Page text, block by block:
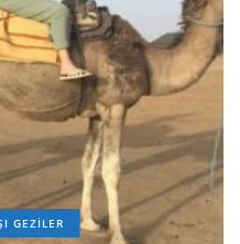
GEZILER